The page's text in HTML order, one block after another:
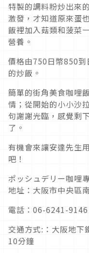
特製的調料粉炒出來
激發，才知道原來蛋
飯裡加入菇類和菠菜
營養。
價格由750日幣850
的炒飯。
簡單的街角美食咖哩
情；從開始的小小沙
句謝謝光臨，感覺剩
了。
有機會來讓安達先生
吧！
ポッシュデリー咖哩
地址：大阪市中央區
電話：06-6241-9146
交通方式:：大阪地下
10分鐘